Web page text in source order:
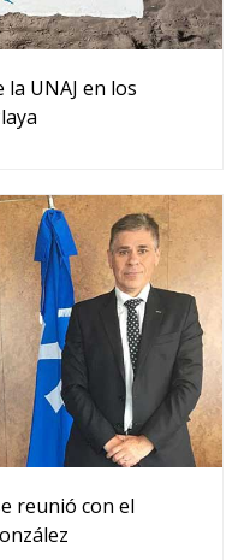
UNAJ en los
reunió con el